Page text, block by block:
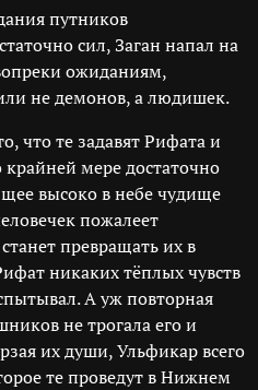
путников
сил, Заган напал на
ожиданиям,
не демонов, а людишек.
что те задавят Рифата и
мере достаточно
высоко в небе чудище
пожалеет
превращать их в
никаких тёплых чувств
А уж повторная
не трогала его и
их души, Ульфикар всего
те проведут в Нижнем